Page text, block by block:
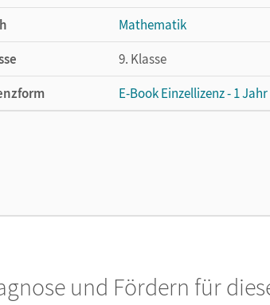
Mathematik
9. Klasse
E-Book Einzellizenz - 1 Jahr
Cornelsen Verlag
und Fördern für